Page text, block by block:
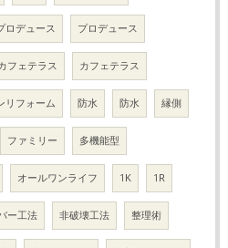
ロデュース プロデュース
フェテラス カフェテラス
リフォーム 防水 防水 縁側
ファミリー 多機能型
オールワンライフ 1K 1R
ー工法 非破壊工法 整理術